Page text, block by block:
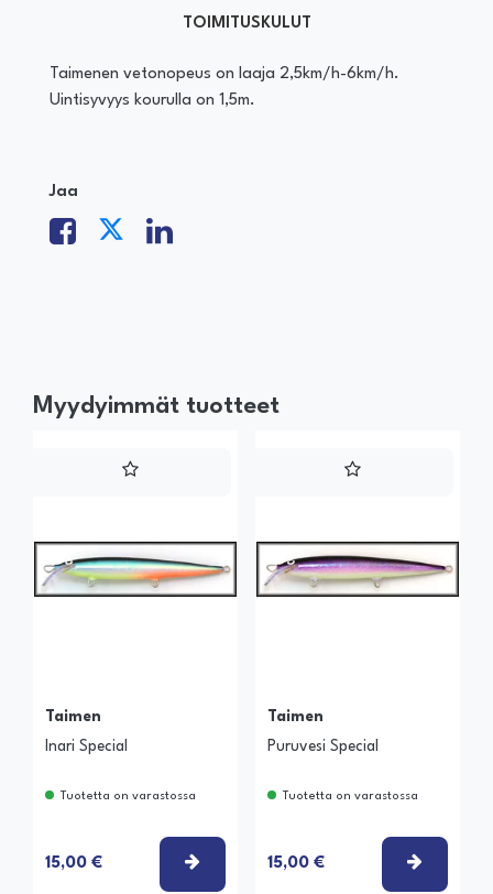
TOIMITUSKULUT
Taimenen vetonopeus on laaja 2,5km/h-6km/h.
Uintisyvyys kourulla on 1,5m.
Jaa
Myydyimmät tuotteet
Taimen
Inari Special
Tuotetta on varastossa
15,00 € VALITSE VAIHTOEHTO
Taimen
Puruvesi Special
Tuotetta on varastossa
15,00 €